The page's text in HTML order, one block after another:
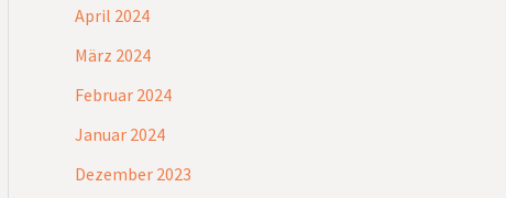
April 2024
März 2024
Februar 2024
Januar 2024
Dezember 2023